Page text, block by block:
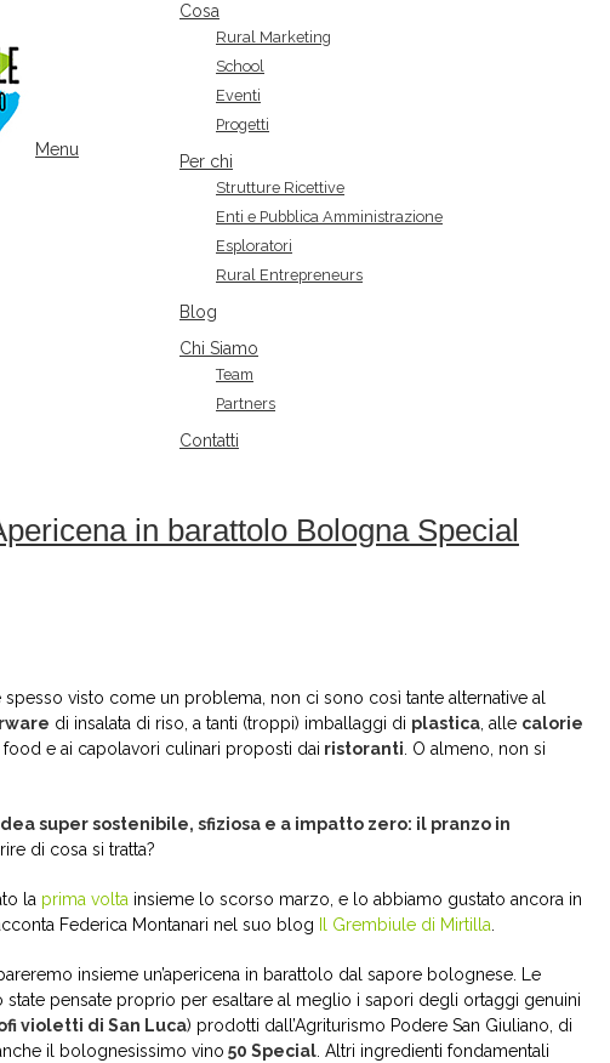
Menu
Cosa
Rural Marketing
School
Eventi
Progetti
Per chi
Strutture Ricettive
Enti e Pubblica Amministrazione
Esploratori
Rural Entrepreneurs
Blog
Chi Siamo
Team
Partners
Contatti
in barattolo Bologna Special
spesso visto come un problema, non ci sono così tante alternative al
di insalata di riso, a tanti (troppi) imballaggi di plastica , alle calorie
e ai capolavori culinari proposti dai ristoranti . O almeno, non si
super sostenibile, sfiziosa e a impatto zero: il pranzo in
di cosa si tratta?
la prima volta insieme lo scorso marzo, e lo abbiamo gustato ancora in
Federica Montanari nel suo blog Il Grembiule di Mirtilla
insieme un’apericena in barattolo dal sapore bolognese. Le
state pensate proprio per esaltare al meglio i sapori degli ortaggi genuini
violetti di San Luca) prodotti dall’Agriturismo Podere San Giuliano, di
il bolognesissimo vino 50 Special . Altri ingredienti fondamentali